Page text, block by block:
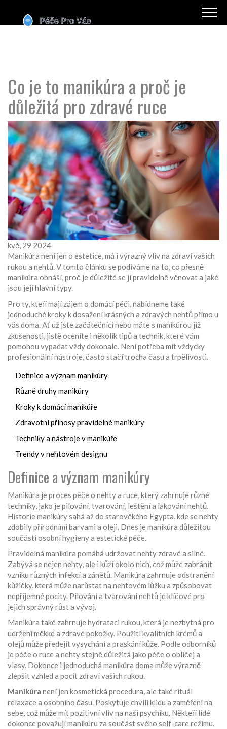
Co je to manikúra a proč je
důležitá pro zdravé ruce
kvě, 29 2024
Manikúra není jen o estetice, má i výrazný vliv na zdraví vašich
rukou a nehtů. V tomto článku se podíváme na to, co přesně
manikúra obnáší, proč je důležité se jí pravidelně věnovat a jaké
jsou její hlavní typy.
Pro ty, kteří mají zájem o domácí péči, nabídneme také
jednoduché kroky k dosažení krásných a zdravých nehtů přímo u
vás doma. Ať už jste začátečníci nebo máte s manikúrou již
zkušenosti, jistě oceníte i několik tipů a technik, které vám
pomohou vypadat vždy dokonale. Není potřeba mít vždycky
profesionální nástroje, často stačí trocha času a trpělivosti.
Definice a význam manikúry
Různé druhy manikúry
Kroky k domácí manikúře
Zdravotní přínosy pravidelné manikúry
Techniky a nástroje v manikúře
Trendy v nehtovém designu
Definice a význam manikúry
Manikúra je proces péče o nehty a ruce, který zahrnuje různé
techniky, jako je pilování, tvarování, leštění a lakování nehtů.
Historie manikúry sahá až do starověkého Egypta, kde se nehty
zdobily přírodními barvami a oleji. Dnes je manikúra důležitou
součástí osobní hygieny a estetické péče.
Pravidelná manikúra pomáhá udržovat nehty zdravé a silné.
Zabývá se nejen nehty, ale i kůží okolo nich, což může zabránit
vzniku různých infekcí a zánětů. Manikúra zahrnuje odstranění
kůžičky, která může narůstat na nehtovém lůžku a způsobovat
nepříjemné pocity. Pilování a tvarování nehtů je klíčové pro
jejich správný růst a vývoj.
Manikúra také zahrnuje hydrataci rukou, která je nezbytná pro
udržení měkké a zdravé pokožky. Použití kvalitních krémů a
olejů může předejít vysychání a praskání kůže. Podle odborníků
je péče o ruce a nehty stejně důležitá jako péče o obličej a
vlasy. Dokonce i jednoduchá manikúra doma může výrazně
zlepšit vzhled a pocit zdraví vašich rukou.
Manikúra není jen kosmetická procedura, ale také rituál
relaxace a osobního času. Poskytuje chvíli klidu a zaměření na
sebe, což může mít pozitivní vliv na naši psychiku. Někteří lidé
dokonce považují manikúru za součást svého self-care režimu.